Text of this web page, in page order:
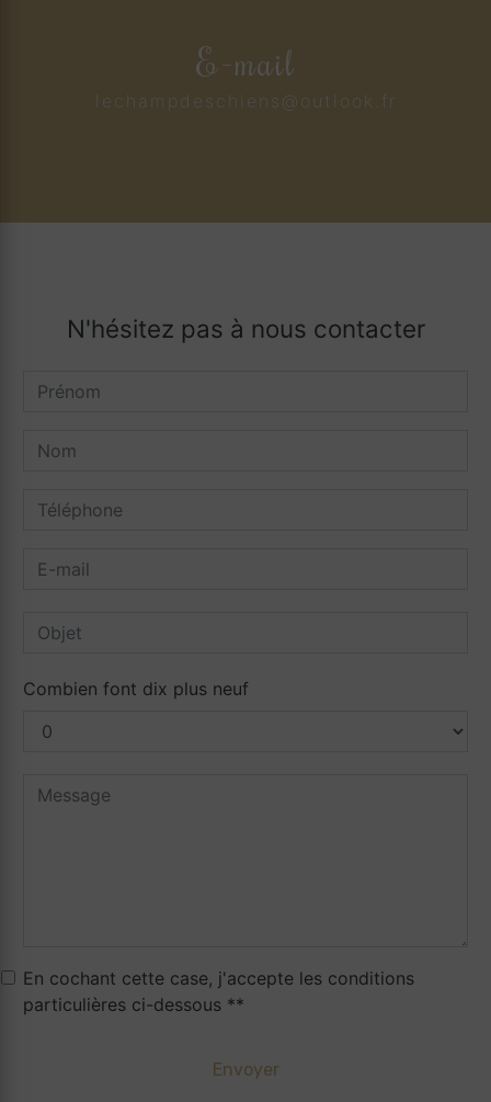
E-mail
lechampdeschiens@outlook.fr
N'hésitez pas à nous contacter
Combien font dix plus neuf
En cochant cette case, j'accepte les conditions
particulières ci-dessous **
Envoyer